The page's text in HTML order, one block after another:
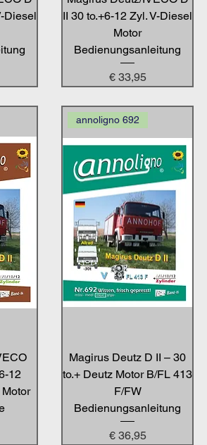
Diesel
II 30 to.+6-12 Zyl. V-Diesel
Motor
Bedienungsanleitung
Preis
€ 33,95
12
annoligno 692
Magirus Deutz D II – 30
to.+ Deutz Motor B/FL 413
F/FW
Bedienungsanleitung
Preis
€ 36,95